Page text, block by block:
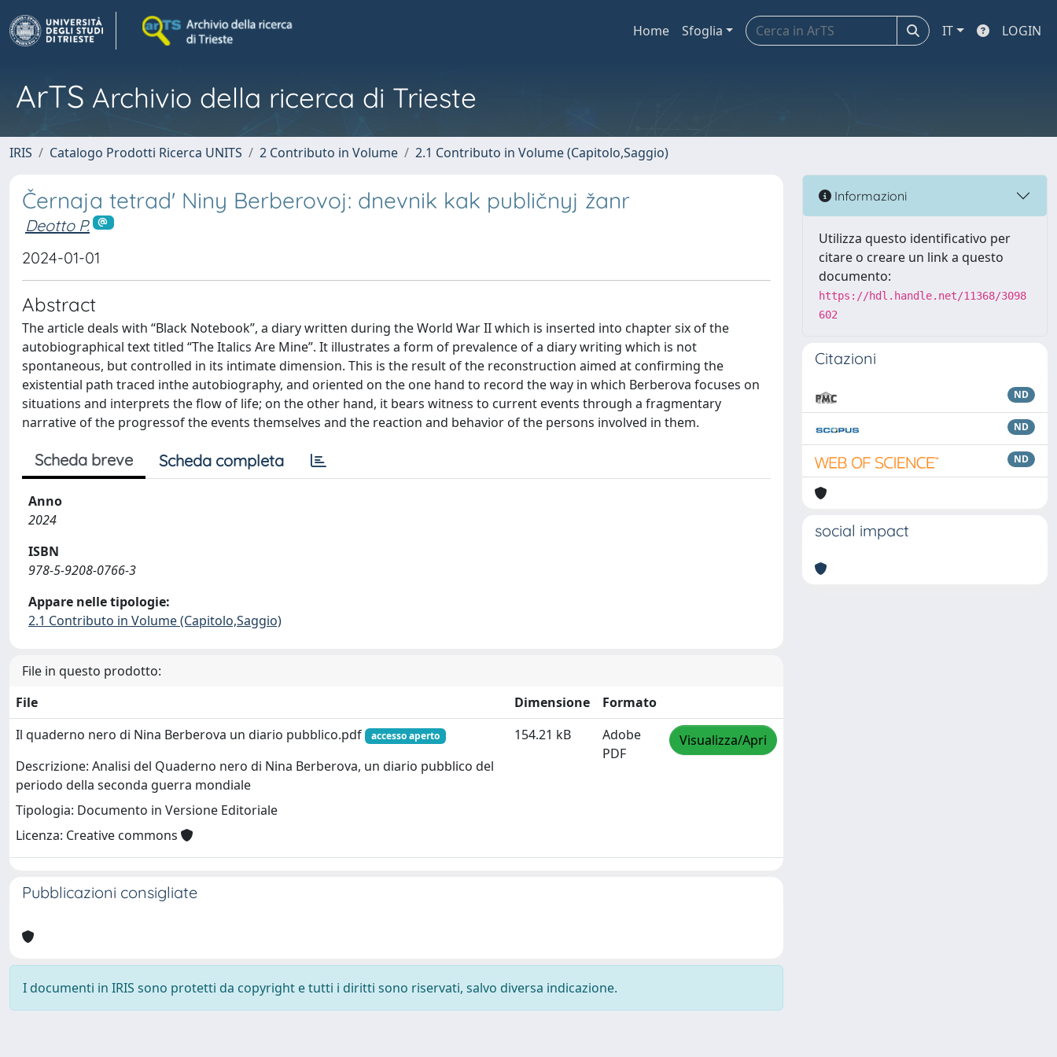
Home Sfoglia IT LOGIN
ArTS Archivio della ricerca di Trieste
IRIS Catalogo Prodotti Ricerca UNITS 2 Contributo in Volume 2.1 Contributo in Volume (Capitolo,Saggio)
Černaja tetrad' Niny Berberovoj: dnevnik kak publičnyj žanr
Deotto P.
2024-01-01
Abstract
The article deals with “Black Notebook”, a diary written during the World War II which is inserted into chapter six of the
autobiographical text titled “The Italics Are Mine”. It illustrates a form of prevalence of a diary writing which is not
spontaneous, but controlled in its intimate dimension. This is the result of the reconstruction aimed at confirming the
existential path traced inthe autobiography, and oriented on the one hand to record the way in which Berberova focuses on
situations and interprets the flow of life; on the other hand, it bears witness to current events through a fragmentary
narrative of the progressof the events themselves and the reaction and behavior of the persons involved in them.
Scheda breve Scheda completa
Anno
2024
ISBN
978-5-9208-0766-3
Appare nelle tipologie:
2.1 Contributo in Volume (Capitolo,Saggio)
File in questo prodotto:
File
Dimensione
Formato
Il quaderno nero di Nina Berberova un diario pubblico.pdf
accesso aperto
Descrizione: Analisi del Quaderno nero di Nina Berberova, un diario pubblico del
periodo della seconda guerra mondiale
Tipologia: Documento in Versione Editoriale
Licenza: Creative commons
154.21 kB
Adobe
PDF
Visualizza/Apri
Pubblicazioni consigliate
I documenti in IRIS sono protetti da copyright e tutti i diritti sono riservati, salvo diversa indicazione.
Informazioni
Utilizza questo identificativo per
citare o creare un link a questo
documento:
https://hdl.handle.net/11368/3098
602
Citazioni
ND
ND
ND
social impact